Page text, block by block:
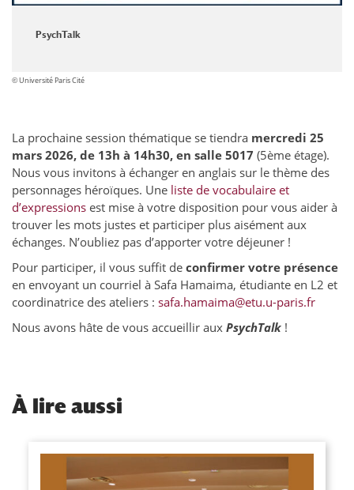
PsychTalk
© Université Paris Cité
La prochaine session thématique se tiendra mercredi 25
mars 2026, de 13h à 14h30, en salle 5017 (5ème étage).
Nous vous invitons à échanger en anglais sur le thème des
personnages héroïques. Une liste de vocabulaire et
d’expressions est mise à votre disposition pour vous aider à
trouver les mots justes et participer plus aisément aux
échanges. N’oubliez pas d’apporter votre déjeuner !
Pour participer, il vous suffit de confirmer votre présence
en envoyant un courriel à Safa Hamaima, étudiante en L2 et
coordinatrice des ateliers : safa.hamaima@etu.u-paris.fr
Nous avons hâte de vous accueillir aux PsychTalk !
À lire aussi